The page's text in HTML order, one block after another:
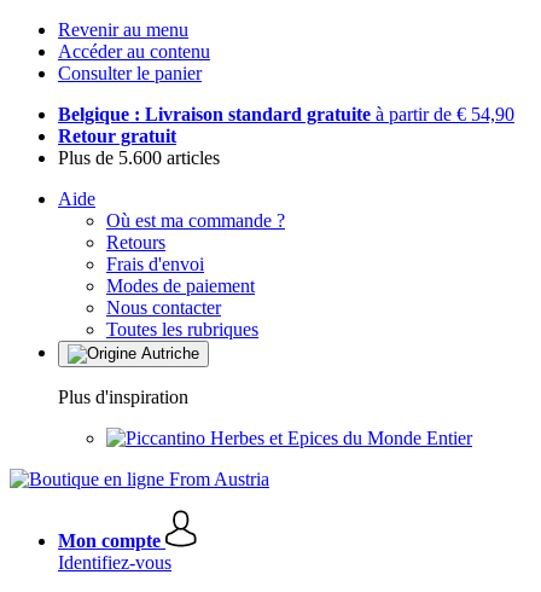
Revenir au menu
Accéder au contenu
Consulter le panier
Belgique : Livraison standard gratuite à partir de € 54,90
Retour gratuit
Plus de 5.600 articles
Aide
Où est ma commande ?
Retours
Frais d'envoi
Modes de paiement
Nous contacter
Toutes les rubriques
Plus d'inspiration
Herbes et Epices du Monde Entier
Mon compte
Identifiez-vous